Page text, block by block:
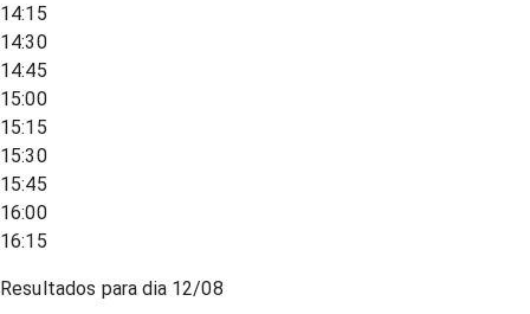
14:15
14:30
14:45
15:00
15:15
15:30
15:45
16:00
16:15
Resultados para dia 12/08